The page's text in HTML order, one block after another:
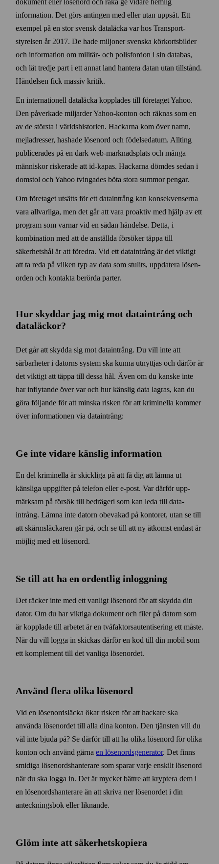
dokument eller lösen­ord och råka ge vidare hemlig
information. Det görs antingen med eller utan upp­såt. Ett
exempel på en stor svensk data­läcka var hos Trans­port­
styrelsen år 2017. De hade miljoner svenska kör­korts­bilder
och information om militär- och polis­fordon i sin data­bas,
och lät tredje part i ett annat land hantera datan utan till­stånd.
Händelsen fick massiv kritik.
En inter­nationell data­läcka kopplades till företaget Yahoo.
Den påverkade miljarder Yahoo-konton och räknas som en
av de största i världs­historien. Hackarna kom över namn,
mejl­adresser, hashade lösen­ord och födelse­datum. Allting
publicerades på en dark web-marknads­plats och många
människor riskerade att id-kapas. Hackarna dömdes sedan i
dom­stol och Yahoo tvingades böta stora summor pengar.
Om företaget utsätts för ett data­intrång kan konsekvenserna
vara all­varliga, men det går att vara pro­aktiv med hjälp av ett
program som varnar vid en sådan händelse. Detta, i
kombination med att de anställda försöker täppa till
säkerhets­hål är att föredra. Vid ett data­intrång är det viktigt
att ta reda på vilken typ av data som stulits, upp­datera lösen­
orden och kontakta berörda parter.
Hur skyddar jag mig mot data­intrång och
data­läckor?
Det går att skydda sig mot data­intrång. Du vill inte att
sårbarheter i datorns system ska kunna utnyttjas och därför är
det viktigt att täppa till dessa hål. Även om du kanske inte
har inflytande över var och hur känslig data lagras, kan du
göra följande för att minska risken för att kriminella kommer
över informationen via data­intrång:
Ge inte vidare känslig information
En del kriminella är skickliga på att få dig att lämna ut
känsliga uppgifter på telefon eller e‑post. Var därför upp­
märksam på försök till bedrägeri som kan leda till data­
intrång. Lämna inte datorn obevakad på kontoret, utan se till
att skärms­läckaren går på, och se till att ny åtkomst endast är
möjlig med ett lösen­ord.
Se till att ha en ordentlig inloggning
Det räcker inte med ett vanligt lösen­ord för att skydda din
dator. Om du har viktiga dokument och filer på datorn som
är kopplade till arbetet är en två­faktors­autentisering ett måste.
När du vill logga in skickas därför en kod till din mobil som
ett komplement till det vanliga lösen­ordet.
Använd flera olika lösen­ord
Vid en lösen­ords­läcka ökar risken för att hackare ska
använda lösen­ordet till alla dina konton. Den tjänsten vill du
väl inte bjuda på? Se därför till att ha olika lösen­ord för olika
konton och använd gärna en lösen­ords­generator. Det finns
smidiga lösen­ords­hanterare som sparar varje enskilt lösen­ord
när du ska logga in. Det är mycket bättre att kryptera dem i
en lösen­ords­hanterare än att skriva ner lösen­ordet i din
antecknings­bok eller liknande.
Glöm inte att säkerhets­kopiera